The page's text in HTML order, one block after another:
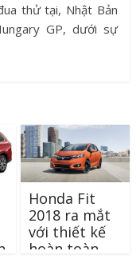
thử tại, Nhật Bản
GP, dưới sự
Honda Fit
2018 ra mắt
với thiết kế
hoàn toàn